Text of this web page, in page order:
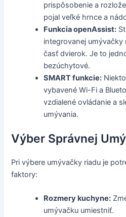
prispôsobenie a
pojal veľké hrnce a
Funkcia openAssist:
integrovanej
časť dvierok. Je to
bezúchytové.
SMART funkcie:
vybavené Wi-Fi a
vzdialené ovládanie a
umývania.
Výber Správnej
Pri výbere umývačky riadu je
faktory:
Rozmery kuchyne:
umývačku umiestniť.